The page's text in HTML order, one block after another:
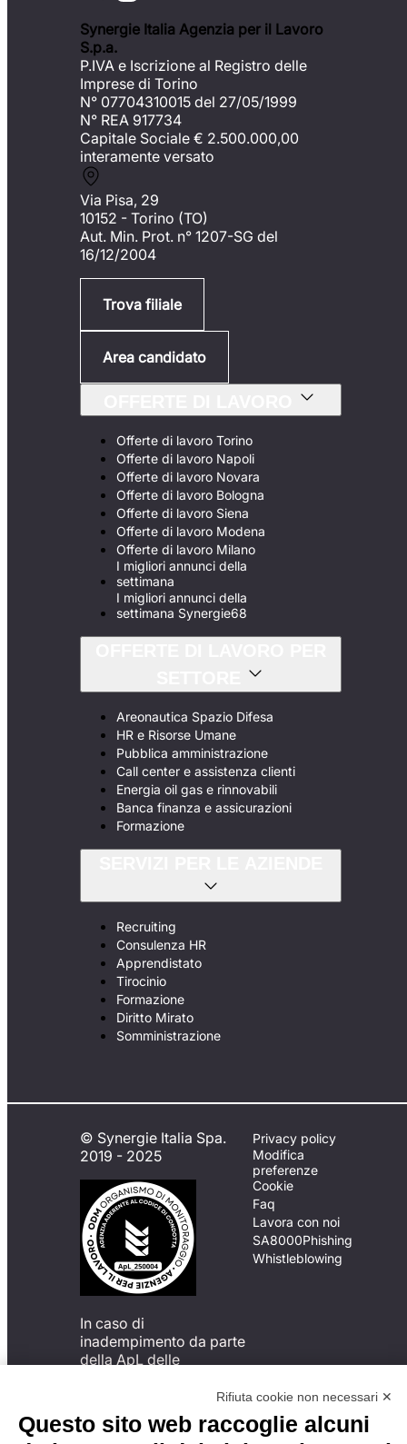
Synergie Italia Agenzia per il Lavoro
S.p.a.
P.IVA e Iscrizione al Registro delle
Imprese di Torino
N° 07704310015 del 27/05/1999
N° REA 917734
Capitale Sociale € 2.500.000,00
interamente versato
Via Pisa, 29
10152 - Torino (TO)
Aut. Min. Prot. n° 1207-SG del
16/12/2004
Trova filiale
Area candidato
Offerte di lavoro Torino
Offerte di lavoro Napoli
Offerte di lavoro Novara
Offerte di lavoro Bologna
Offerte di lavoro Siena
Offerte di lavoro Modena
Offerte di lavoro Milano
I migliori annunci della
settimana
I migliori annunci della
settimana Synergie68
Areonautica Spazio Difesa
HR e Risorse Umane
Pubblica amministrazione
Call center e assistenza clienti
Energia oil gas e rinnovabili
Banca finanza e assicurazioni
Formazione
Recruiting
Consulenza HR
Apprendistato
Tirocinio
Formazione
Diritto Mirato
Somministrazione
© Synergie Italia Spa.
2019 - 2025
In caso di
inadempimento da parte
della ApL delle
del Codice di Condotta, è
possibile presentare un
reclamo
Privacy policy
Modifica
preferenze
Cookie
Faq
Lavora con noi
SA8000Phishing
Whistleblowing
Rifiuta cookie non necessari ✕
Questo sito web raccoglie alcuni